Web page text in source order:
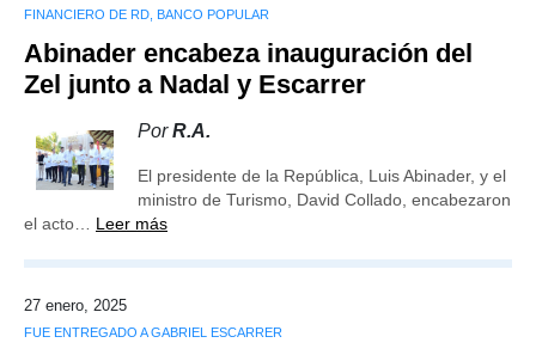
FINANCIERO DE RD, BANCO POPULAR
Abinader encabeza inauguración del
Zel junto a Nadal y Escarrer
PorR.A.
El presidente de la República, Luis Abinader, y el
ministro de Turismo, David Collado, encabezaron
el acto… Leer más
27 enero, 2025
FUE ENTREGADO A GABRIEL ESCARRER